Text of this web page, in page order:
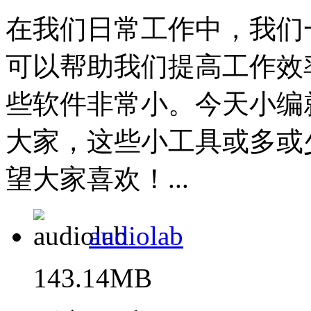
在我们日常工作中，我
可以帮助我们提高工作
些软件非常小。今天小
大家，这些小工具或多
望大家喜欢！...
audiolab
143.14MB